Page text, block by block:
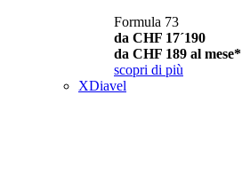
Formula 73
da CHF 17´190
da CHF 189 al mese*
scopri di più
XDiavel